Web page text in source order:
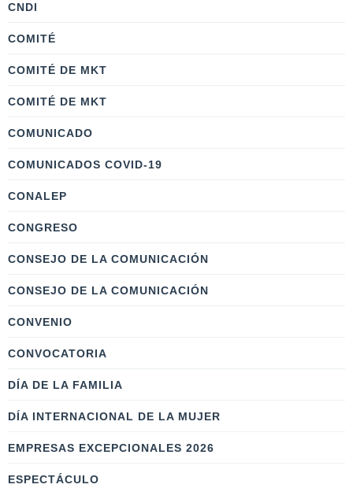
CNDI
COMITÉ
COMITÉ DE MKT
COMITÉ DE MKT
COMUNICADO
COMUNICADOS COVID-19
CONALEP
CONGRESO
CONSEJO DE LA COMUNICACIÓN
CONSEJO DE LA COMUNICACIÓN
CONVENIO
CONVOCATORIA
DÍA DE LA FAMILIA
DÍA INTERNACIONAL DE LA MUJER
EMPRESAS EXCEPCIONALES 2026
ESPECTÁCULO